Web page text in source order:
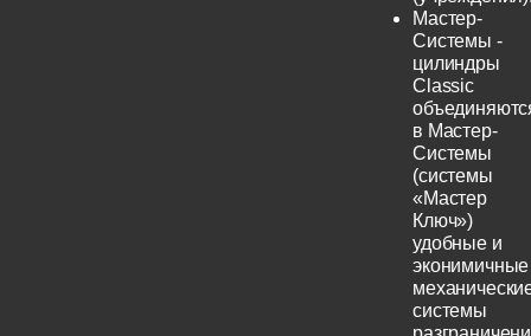
Мастер-
Системы -
цилиндры
Classic
в Мастер-
Системы
(системы
«Мастер
Ключ»)
удобные и
эконимичные
системы